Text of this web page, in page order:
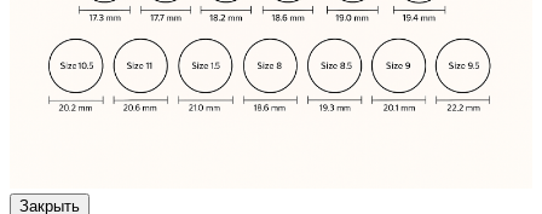
Закрыть